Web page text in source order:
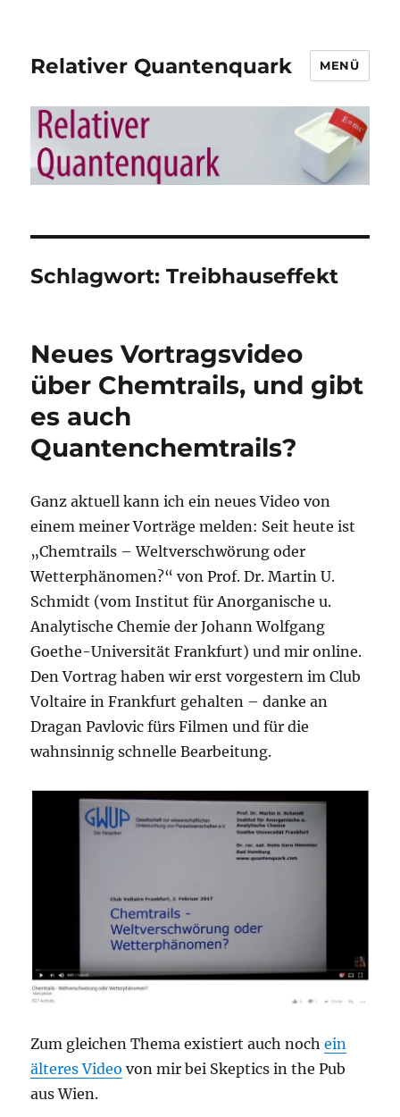
Relativer Quantenquark MENÜ
Schlagwort:Treibhauseffekt
Neues Vortragsvideo
über Chemtrails, und gibt
es auch
Quantenchemtrails?
Ganz aktuell kann ich ein neues Video von
einem meiner Vorträge melden: Seit heute ist
„Chemtrails – Weltverschwörung oder
Wetterphänomen?“ von Prof. Dr. Martin U.
Schmidt (vomInstitut für Anorganische u.
Analytische Chemie der Johann Wolfgang
Goethe-Universität Frankfurt) und mir online.
Den Vortrag haben wir erst vorgestern im Club
Voltaire in Frankfurt gehalten – danke an
Dragan Pavlovic fürs Filmen und für die
wahnsinnig schnelle Bearbeitung.
Zum gleichen Thema existiert auch nochein
älteres Video von mir bei Skeptics in the Pub
aus Wien.